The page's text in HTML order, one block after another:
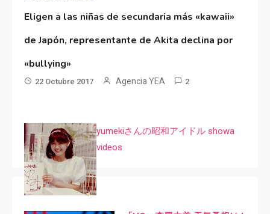
Eligen a las niñas de secundaria más «kawaii»
de Japón, representante de Akita declina por
«bullying»
22 Octubre 2017 Agencia YEA 2
yumekiさんの昭和アイドル showa
videos